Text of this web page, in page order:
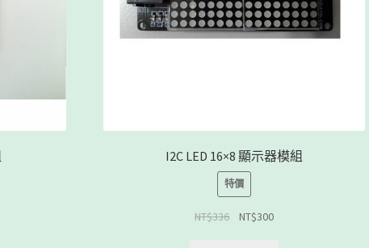
I2C LED 16×8 顯示器模組
特價
NT$336 NT$300